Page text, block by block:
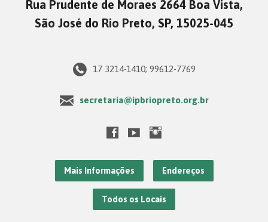
Rua Prudente de Moraes 2664 Boa Vista,
São José do Rio Preto, SP, 15025-045
17 3214-1410; 99612-7769
secretaria@ipbriopreto.org.br
Mais Informações Endereços
Todos os Locais